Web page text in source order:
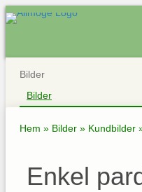
Bilder
Bilder
Hem » Bilder » Kundbilder
Enkel